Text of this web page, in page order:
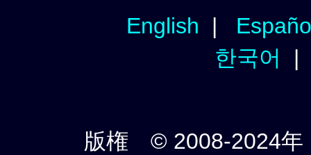
English |
한국어
版権 © 2008-2024年